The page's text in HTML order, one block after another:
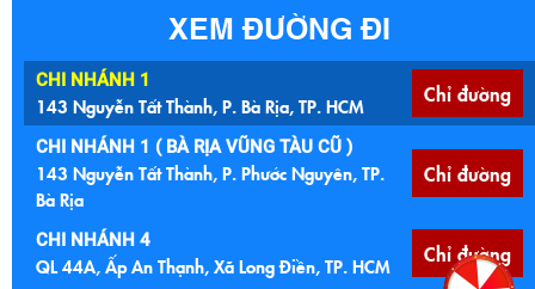
XEM ĐƯỜNG ĐI
CHI NHÁNH 1
143 Nguyễn Tất Thành, P. Bà Rịa, TP. HCM Chỉ đường
CHI NHÁNH 1 ( BÀ RỊA VŨNG TÀU CŨ )
143 Nguyễn Tất Thành, P. Phước Nguyên, TP.
Bà Rịa
Chỉ đường
CHI NHÁNH 4
QL 44A, Ấp An Thạnh, Xã Long Điền, TP. HCM Chỉ đường